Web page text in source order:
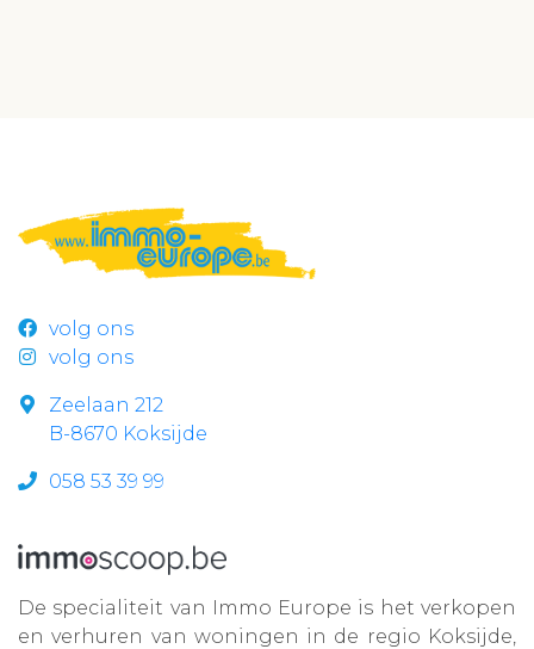
volg ons
volg ons
Zeelaan 212
B-8670 Koksijde
058 53 39 99
De specialiteit van Immo Europe is het verkopen
en verhuren van woningen in de regio Koksijde,